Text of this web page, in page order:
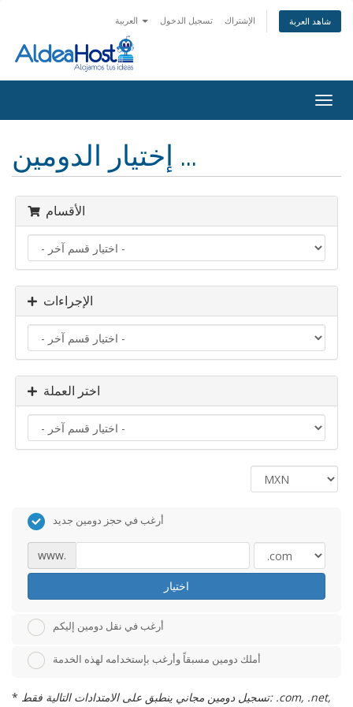
تسجيل الدخول الإشتراك شاهد العربة
إختيار الدومين ...
الأقسام
الإجراءات
اختر العملة
أرغب في حجز دومين جديد
www.
اختيار
أرغب في نقل دومين إليكم
أملك دومين مسبقاً وأرغب بإستخدامه لهذه الخدمة
* تسجيل دومين مجاني ينطبق على الامتدادات التالية فقط: .com, .net,